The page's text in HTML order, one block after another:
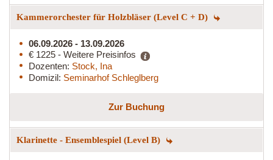
Kammerorchester für Holzbläser (Level C + D)
06.09.2026 - 13.09.2026
€ 1225 - Weitere Preisinfos
Dozenten: Stock, Ina
Domizil: Seminarhof Schleglberg
Zur Buchung
Klarinette - Ensemblespiel (Level B)